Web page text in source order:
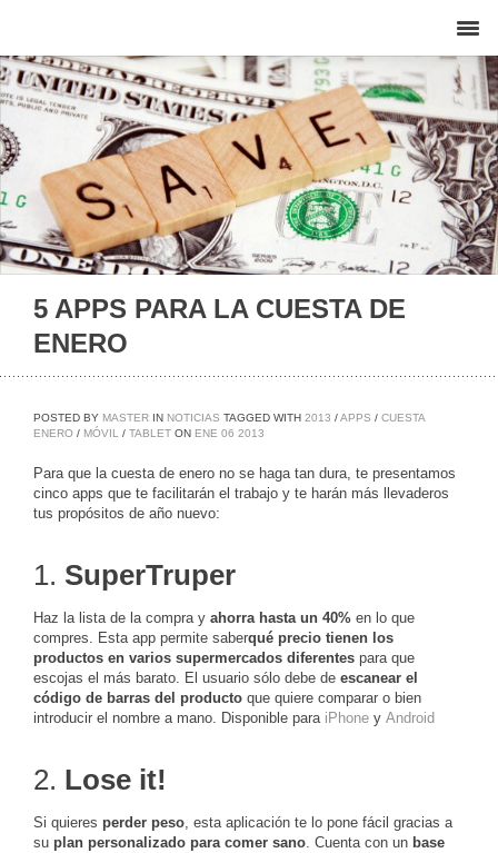
5 APPS PARA LA CUESTA DE
ENERO
POSTED BY MASTER IN NOTICIAS TAGGED WITH 2013 /APPS / CUESTA
ENERO / MÓVIL / TABLET ON ENE 06 2013
Para que la cuesta de enero no se haga tan dura, te presentamos
cinco apps que te facilitarán el trabajo y te harán más llevaderos
tus propósitos de año nuevo:
1. SuperTruper
Haz la lista de la compra y ahorra hasta un 40% en lo que
compres. Esta app permite saberqué precio tienen los
productos en varios supermercados diferentes para que
escojas el más barato. El usuario sólo debe de escanear el
código de barras del producto que quiere comparar o bien
introducir el nombre a mano. Disponible para iPhone y Android
2. Lose it!
Si quieres perder peso, esta aplicación te lo pone fácil gracias a
su plan personalizado para comer sano. Cuenta con un base